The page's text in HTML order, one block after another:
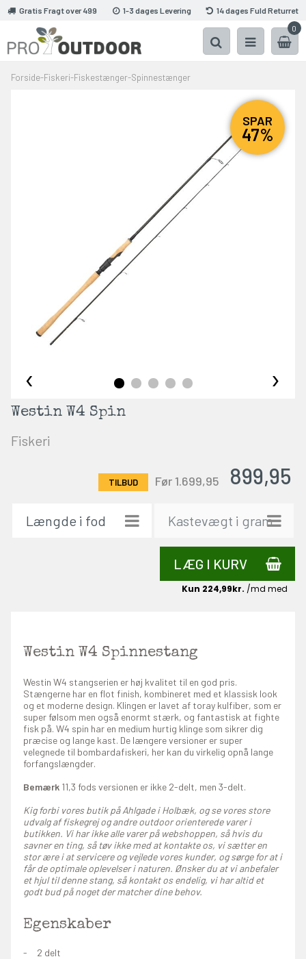
Gratis Fragt over 499 1-3 dages Levering
14 dages Fuld Returret
0
Forside-Fiskeri-Fiskestænger-Spinnestænger
SPAR
47%
‹ ›
Westin W4 Spin
Fiskeri
899,95
Før 1.699,95
LÆG I KURV
Westin W4 Spinnestang
Westin W4 stangserien er høj kvalitet til en god pris.
Stængerne har en flot finish, kombineret med et klassisk look
og et moderne design. Klingen er lavet af toray kulfiber, som er
super følsom men også enormt stærk, og fantastisk at fighte
fisk på. W4 spin har en medium hurtig klinge som sikrer dig
præcise og lange kast. De længere versioner er super
velegnede til bombardafiskeri, her kan du virkelig opnå lange
forfangslængder.
Bemærk11,3 fods versionen er ikke 2-delt, men 3-delt.
Kig forbi vores butik på Ahlgade i Holbæk, og se vores store
udvalg af fiskegrej og andre outdoor orienterede varer i
butikken. Vi har ikke alle varer på webshoppen, så hvis du
savner en ting, så tøv ikke med at kontakte os, vi sætter en
stor ære i at servicere og vejlede vores kunder, og sørge for at i
får de optimale oplevelser i naturen. Ønsker du at vi anbefaler
et hjul til denne stang, så kontakt os endelig, vi har altid et
godt bud på noget der matcher dine behov.
Egenskaber
2 delt